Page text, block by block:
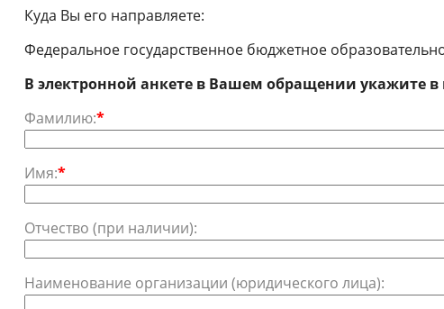
Куда Вы его направляете:
Федеральное государственное бюджетное
В электронной анкете в Вашем обращении укажите
Фамилию:*
Имя:*
Отчество (при наличии):
Наименование организации (юридического лица):